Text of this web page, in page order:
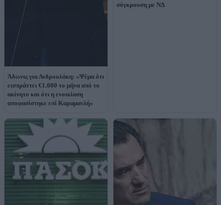
Άδωνις για Ανδρουλάκη: «Ψέμα ότι
εισπράττει €1.000 το μήνα από το
ακίνητο και ότι η ενοικίαση
αποφασίστηκε επί Καραμανλή»
σύγκρουση με ΝΔ